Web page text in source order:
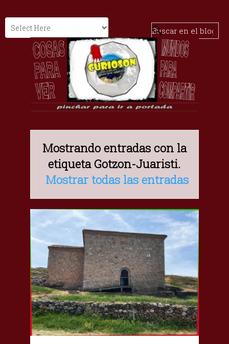
Mostrando entradas con la
etiquetaGotzon-Juaristi.
Mostrar todas las entradas